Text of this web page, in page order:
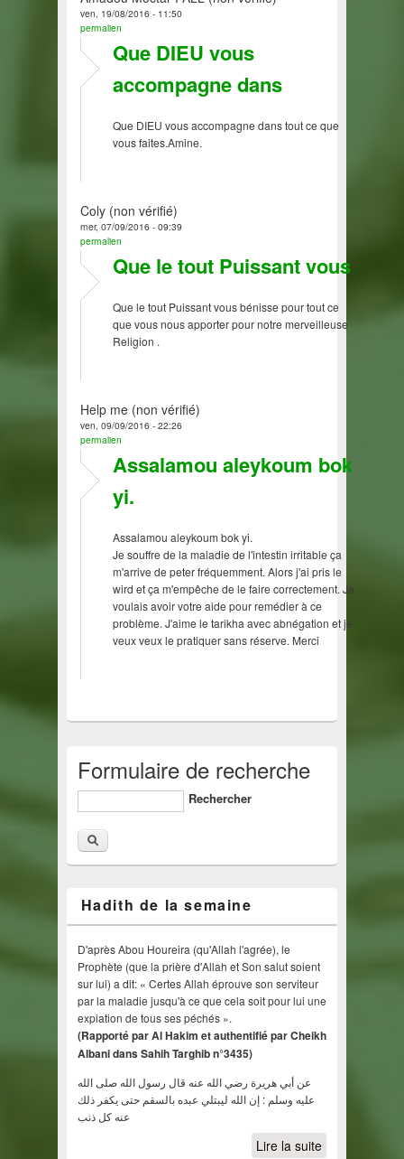
ven, 19/08/2016 - 11:50
permalien
Que DIEU vous
accompagne dans
Que DIEU vous accompagne dans tout ce que
vous faites.Amine.
Coly (non vérifié)
mer, 07/09/2016 - 09:39
permalien
Que le tout Puissant vous
Que le tout Puissant vous bénisse pour tout ce
que vous nous apporter pour notre merveilleuse
Religion .
Help me (non vérifié)
ven, 09/09/2016 - 22:26
permalien
Assalamou aleykoum bok
yi.
Assalamou aleykoum bok yi.
Je souffre de la maladie de l'intestin irritable ça
m'arrive de peter fréquemment. Alors j'ai pris le
wird et ça m'empêche de le faire correctement. Je
voulais avoir votre aide pour remédier à ce
problème. J'aime le tarikha avec abnégation et je
veux veux le pratiquer sans réserve. Merci
Formulaire de recherche
Rechercher
Hadith de la semaine
D'après Abou Houreira (qu'Allah l'agrée), le
Prophète (que la prière d'Allah et Son salut soient
sur lui) a dit: « Certes Allah éprouve son serviteur
par la maladie jusqu'à ce que cela soit pour lui une
expiation de tous ses péchés ».
(Rapporté par Al Hakim et authentifié par Cheikh
Albani dans Sahih Targhib n°3435)
عن أبي هريرة رضي الله عنه قال رسول الله صلى الله
عليه وسلم : إن الله ليبتلي عبده بالسقم حتى يكفر ذلك
عنه كل ذنب
Lire la suite